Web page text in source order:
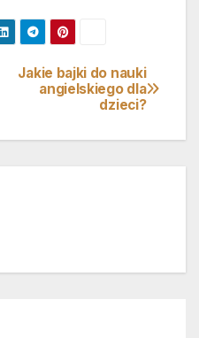
Jakie bajki do nauki
angielskiego dla
dzieci?